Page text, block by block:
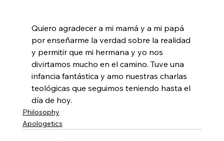
Quiero agradecer a mi mamá y a mi papá
por enseñarme la verdad sobre la realidad
y permitir que mi hermana y yo nos
divirtamos mucho en el camino. Tuve una
infancia fantástica y amo nuestras charlas
teológicas que seguimos teniendo hasta el
día de hoy.
Philosophy
Apologetics